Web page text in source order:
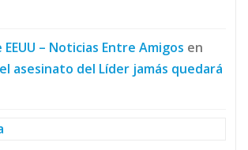
– Noticias Entre Amigos en
asesinato del Líder jamás quedará